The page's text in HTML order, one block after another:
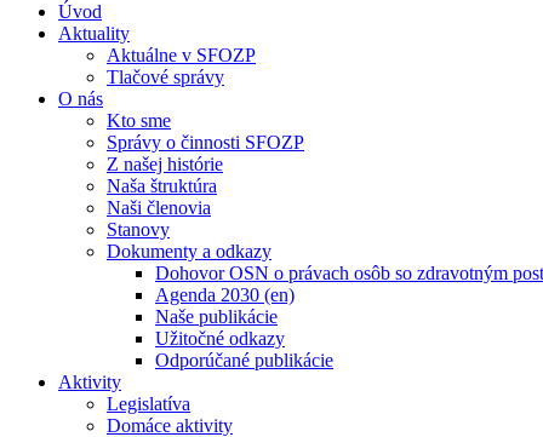
Úvod
Aktuality
Aktuálne v SFOZP
Tlačové správy
O nás
Kto sme
Správy o činnosti SFOZP
Z našej histórie
Naša štruktúra
Naši členovia
Stanovy
Dokumenty a odkazy
Dohovor OSN o právach osôb so zdravotným
Agenda 2030 (en)
Naše publikácie
Užitočné odkazy
Odporúčané publikácie
Aktivity
Legislatíva
Domáce aktivity